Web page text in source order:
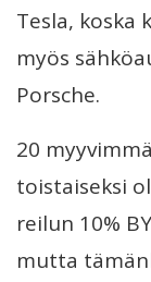
Tesla,
myös
Porsche.
20
toistaiseksi
reilun 10%
mutta